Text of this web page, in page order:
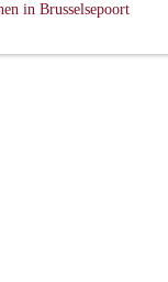
in Brusselsepoort